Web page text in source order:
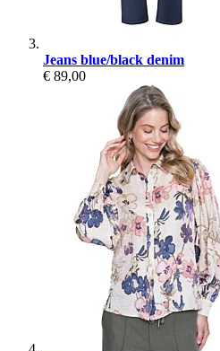
Jeans blue/black denim
€ 89,00